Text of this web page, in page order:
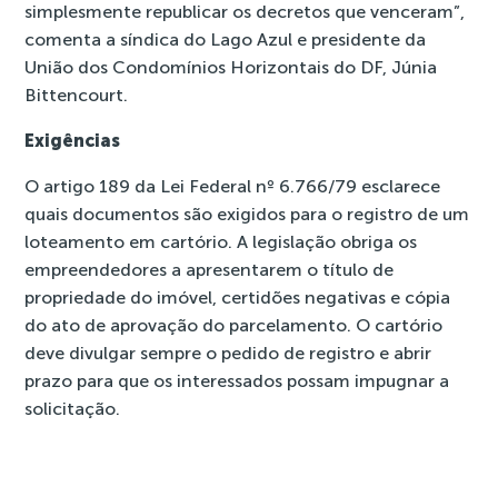
simplesmente republicar os decretos que venceram”,
comenta a síndica do Lago Azul e presidente da
União dos Condomínios Horizontais do DF, Júnia
Bittencourt.
Exigências
O artigo 189 da Lei Federal nº 6.766/79 esclarece
quais documentos são exigidos para o registro de um
loteamento em cartório. A legislação obriga os
empreendedores a apresentarem o título de
propriedade do imóvel, certidões negativas e cópia
do ato de aprovação do parcelamento. O cartório
deve divulgar sempre o pedido de registro e abrir
prazo para que os interessados possam impugnar a
solicitação.